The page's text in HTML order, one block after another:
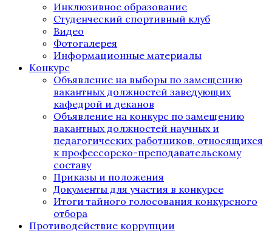
Инклюзивное образование
Студенческий спортивный клуб
Видео
Фотогалерея
Информационные материалы
Конкурс
Объявление на выборы по замещению
вакантных должностей заведующих
кафедрой и деканов
Объявление на конкурс по замещению
вакантных должностей научных и
педагогических работников, относящихся
к профессорско-преподавательскому
составу
Приказы и положения
Документы для участия в конкурсе
Итоги тайного голосования конкурсного
отбора
Противодействие коррупции